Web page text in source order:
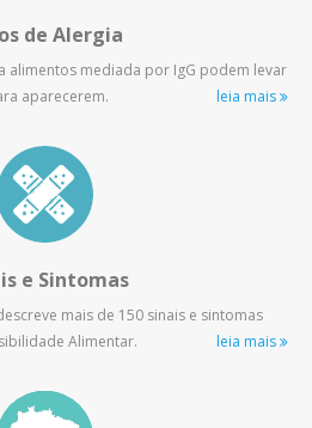
de Alergia
alimentos mediada por IgG podem levar
aparecerem.
leia mais
e Sintomas
mais de 150 sinais e sintomas
Alimentar.
leia mais